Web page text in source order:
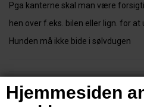
Hjemmesiden
Pga kanterne skal man være
hen over f.eks. bilen eller lign. for at
Hunden må ikke bide i sølvdugen
0 anmeldelser